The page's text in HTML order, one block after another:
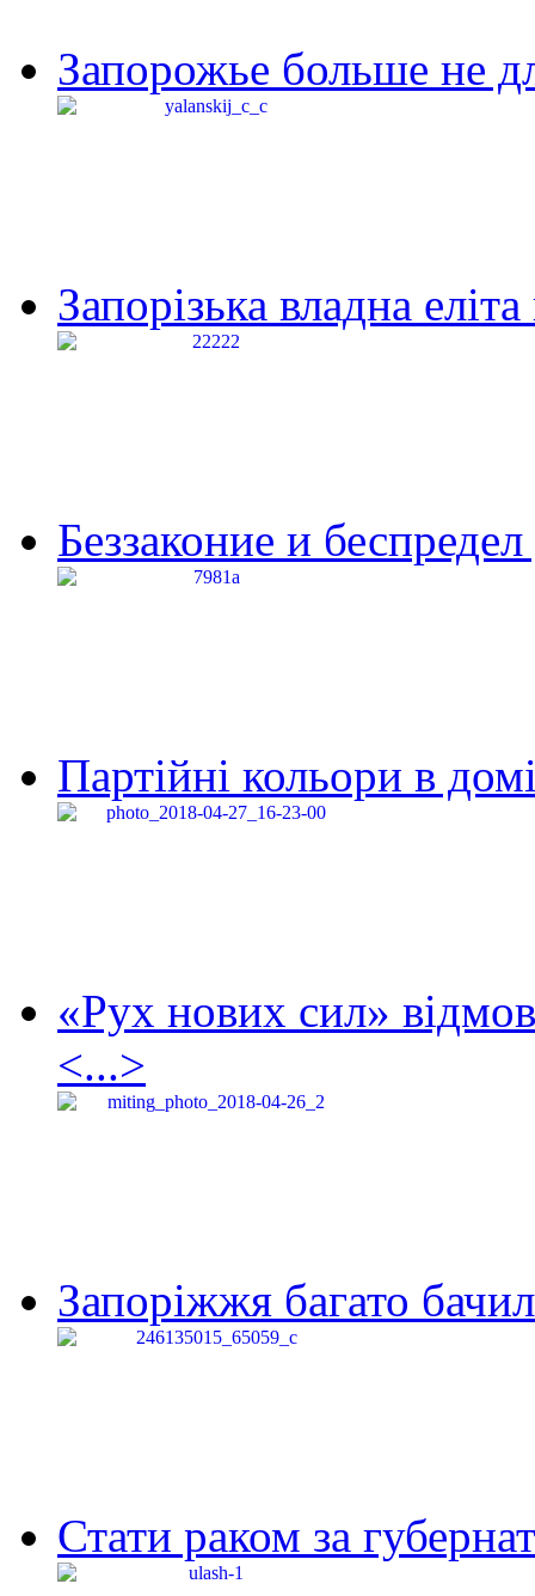
Запорожье больше не
Запорізька владна
Беззаконие и
Партійні кольори в
«Рух нових сил»
<...>
Запоріжжя багато
Стати раком за